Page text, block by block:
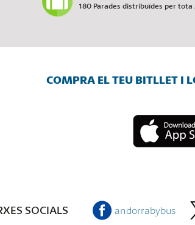
180 Parades distribuïdes per tota
COMPRA EL TEU BITLLET I
SOCIALS andorrabybus